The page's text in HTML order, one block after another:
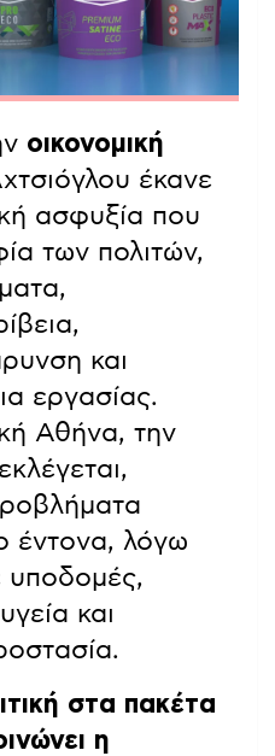
οικονομική
έκανε
ασφυξία που
των πολιτών,
και
εργασίας.
Αθήνα, την
έντονα, λόγω
υποδομές,
και
στα πακέτα
η